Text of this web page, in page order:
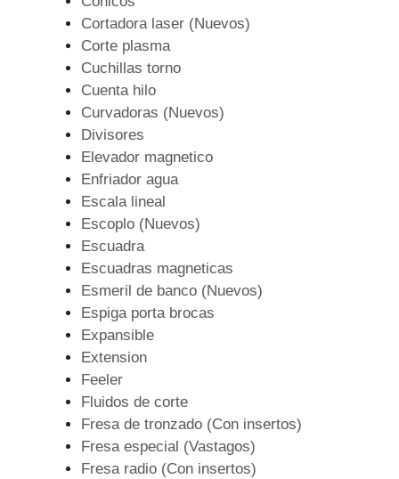
Cortadora laser (Nuevos)
Corte plasma
Cuchillas torno
Cuenta hilo
Curvadoras (Nuevos)
Divisores
Elevador magnetico
Enfriador agua
Escala lineal
Escoplo (Nuevos)
Escuadra
Escuadras magneticas
Esmeril de banco (Nuevos)
Espiga porta brocas
Expansible
Extension
Feeler
Fluidos de corte
Fresa de tronzado (Con insertos)
Fresa especial (Vastagos)
Fresa radio (Con insertos)